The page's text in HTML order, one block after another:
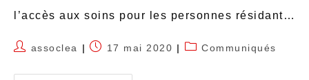
l’accès aux soins pour les personnes résidant…
assoclea 17 mai 2020 Communiqués